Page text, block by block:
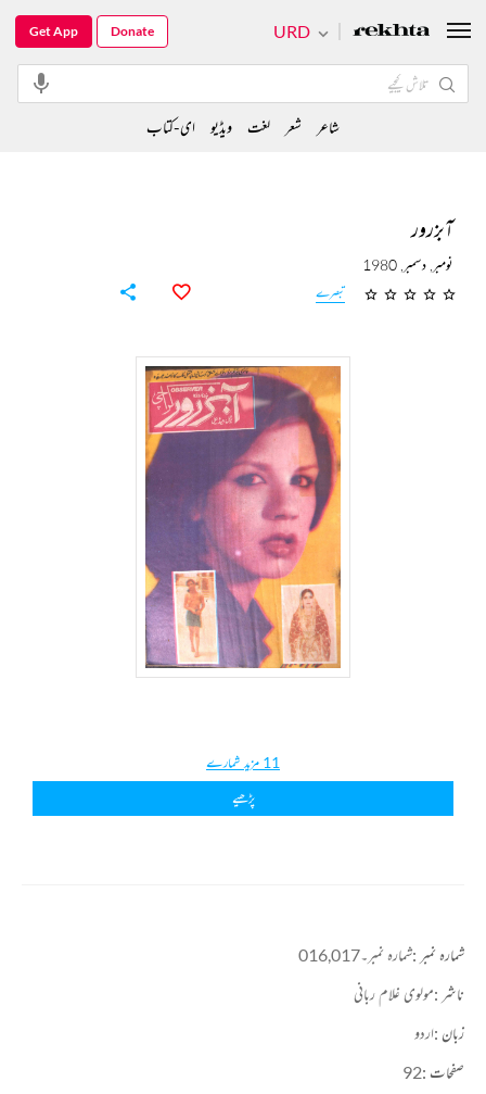
آبزرور
نومبر, دسمبر, 1980
تبصرے
11 مزید شمارے
پڑھیے
شمارہ نمبر :شمارہ نمبر۔016,017
ناشر :مولوی غلام ربانی
زبان :اردو
صفحات :92
URD
Get App Donate
شاعر شعر لغت ویڈیو ای-کتاب